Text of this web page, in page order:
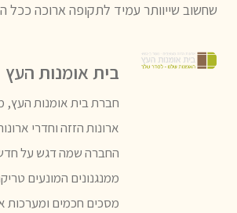
שחשוב שייוותר עמיד לתקופה ארוכה ככל
בית אומנות העץ
חברת בית אומנות העץ,
ארונות הזזה וחדרי
החברה שמה דגש על
ממנגנונים המונעים
מסכים חכמים ומערכות